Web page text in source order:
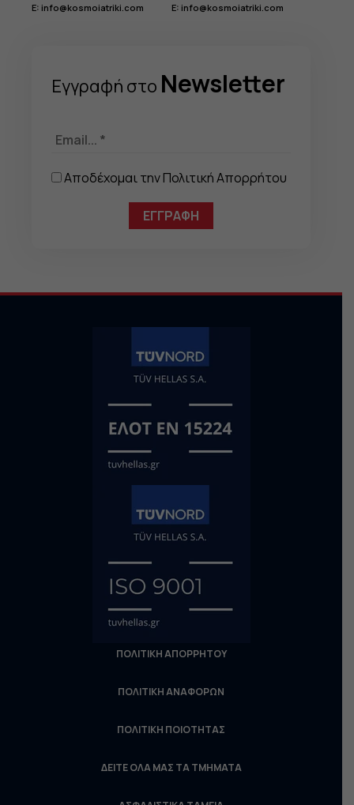
E: info@kosmoiatriki.com
E: info@kosmoiatriki.com
Eγγραφή στo Newsletter
Αποδέχομαι τηνΠολιτική Απορρήτου
ΔΕΙΤΕ ΟΛΑ ΜΑΣ ΤΑ ΤΜΗΜΑΤΑ
ΠΟΛΙΤΙΚΗ ΑΠΟΡΡΗΤΟΥ
ΠΟΛΙΤΙΚΗ ΑΝΑΦΟΡΩΝ
ΠΟΛΙΤΙΚΗ ΠΟΙΟΤΗΤΑΣ